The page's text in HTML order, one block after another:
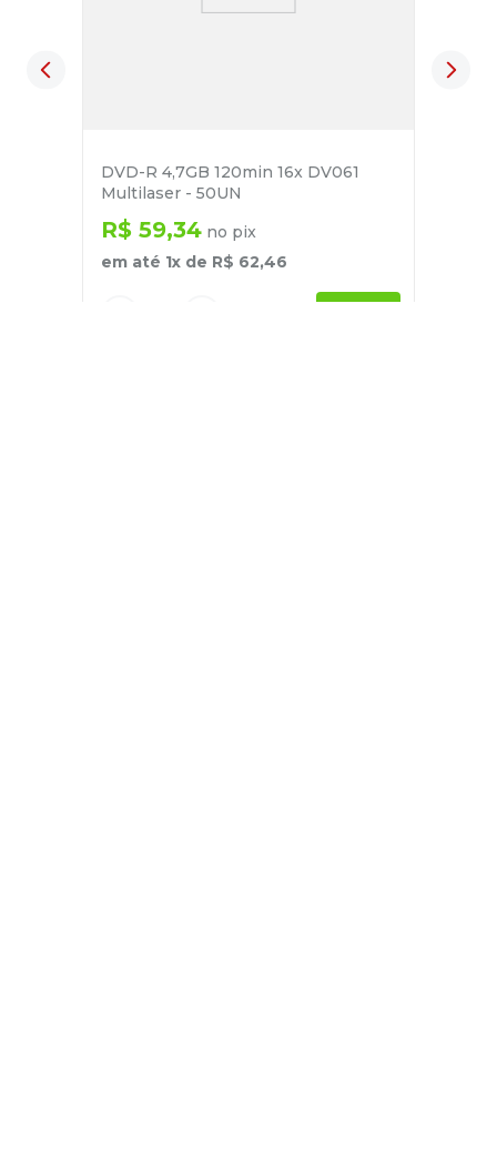
DVD-R 4,7GB 120min 16x DV061
Multilaser - 50UN
R$ 59,34 no pix
em até 1x de R$ 62,46